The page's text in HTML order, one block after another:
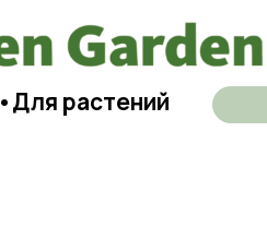
•Для растений